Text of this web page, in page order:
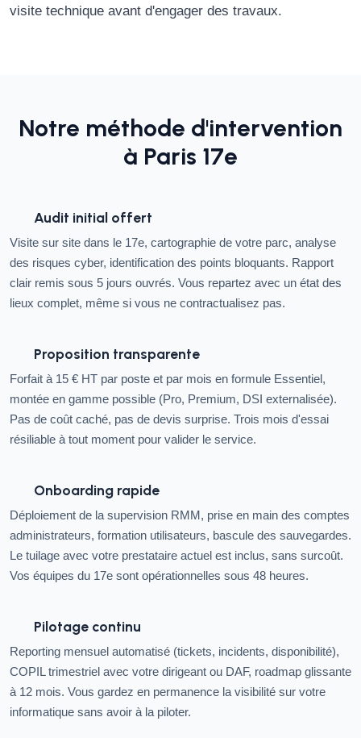
visite technique avant d'engager des travaux.
Notre méthode d'intervention
à Paris 17e
Audit initial offert
Visite sur site dans le 17e, cartographie de votre parc, analyse
des risques cyber, identification des points bloquants. Rapport
clair remis sous 5 jours ouvrés. Vous repartez avec un état des
lieux complet, même si vous ne contractualisez pas.
Proposition transparente
Forfait à 15 € HT par poste et par mois en formule Essentiel,
montée en gamme possible (Pro, Premium, DSI externalisée).
Pas de coût caché, pas de devis surprise. Trois mois d'essai
résiliable à tout moment pour valider le service.
Onboarding rapide
Déploiement de la supervision RMM, prise en main des comptes
administrateurs, formation utilisateurs, bascule des sauvegardes.
Le tuilage avec votre prestataire actuel est inclus, sans surcoût.
Vos équipes du 17e sont opérationnelles sous 48 heures.
Pilotage continu
Reporting mensuel automatisé (tickets, incidents, disponibilité),
COPIL trimestriel avec votre dirigeant ou DAF, roadmap glissante
à 12 mois. Vous gardez en permanence la visibilité sur votre
informatique sans avoir à la piloter.